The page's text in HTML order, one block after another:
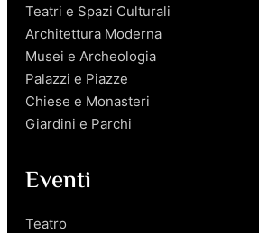
Teatri e Spazi Culturali
Architettura Moderna
Musei e Archeologia
Palazzi e Piazze
Chiese e Monasteri
Giardini e Parchi
Eventi
Teatro